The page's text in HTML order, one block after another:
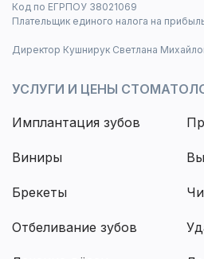
Код по ЕГРПОУ 38021069
Плательщик единого налога на
Директор Кушнирук Светлана
УСЛУГИ И ЦЕНЫ
Имплантация зубов
Виниры
Брекеты
Отбеливание зубов